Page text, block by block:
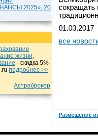
2025», 20
жизни,
- cкидка 5%
подробнеe >>
Астраброкер
сокращать
01.03.2017
все
Размещение